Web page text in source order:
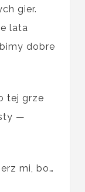
gier.
lata
dobre
tej grze
—
mi, bo…